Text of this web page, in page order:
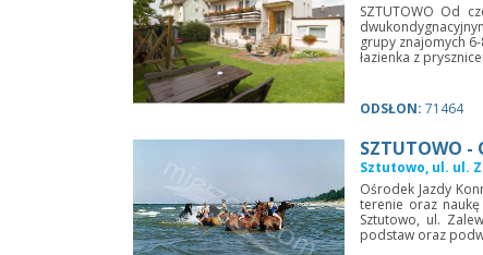
SZTUTOWO Od
grupy znajomych
łazienka z
ODSŁON: 71464
SZTUTOWO -
Sztutowo, ul. ul.
Ośrodek Jazdy
terenie oraz
Sztutowo, ul.
podstaw oraz